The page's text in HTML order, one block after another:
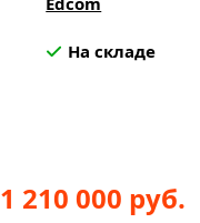
На складе
1 210 000 руб.